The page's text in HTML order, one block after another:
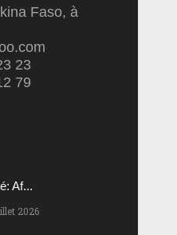
Faso, à
23
79
Af...
2026